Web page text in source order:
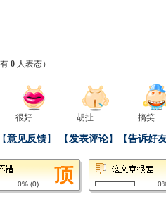
有 0 人表态）
很好 胡扯 搞笑
【意见反馈】 【发表评论】【告诉好
0% (0)